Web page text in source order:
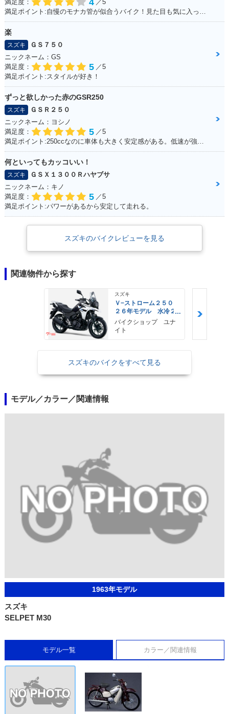
満足度：
4 ／5
満足ポイント:自慢のモナカ管が似合うバイク！見た目も気に入っています！
楽
スズキ
ＧＳ７５０
ニックネーム：GS
満足度：
5 ／5
満足ポイント:スタイルが好き！
ずっと欲しかった赤のGSR250
スズキ
ＧＳＲ２５０
ニックネーム：ヨシノ
満足度：
5 ／5
満足ポイント:250ccなのに車体も大きく安定感がある。低速が強いのエンスト知らず。
何といってもカッコいい！
スズキ
ＧＳＸ１３００Ｒハヤブサ
ニックネーム：キノ
満足度：
5 ／5
満足ポイント:パワーがあるから安定して走れる。
スズキのバイクレビューを見る
関連物件から探す
スズキ
Ｖ−ストローム２５０
２６年モデル 水冷２
気筒エンジン ＬＥＤ
ヘッドライト標準装備
バイクショップ ユナ
イト
スズキのバイクをすべて見る
モデル／カラー／関連情報
1963年モデル
スズキ
SELPET M30
モデル一覧 カラー／関連情報